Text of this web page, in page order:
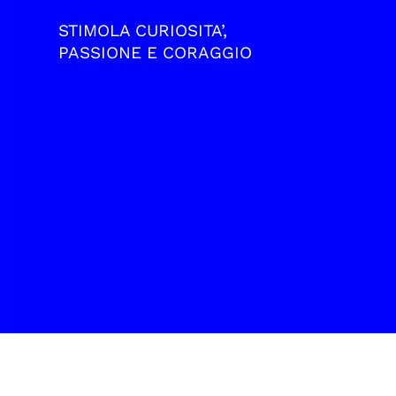
STIMOLA CURIOSITA’,
PASSIONE E CORAGGIO